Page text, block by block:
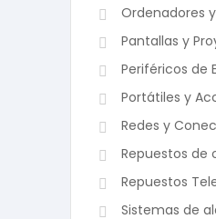
Ordenadores
Pantallas y
Periféricos de
Portátiles y
Redes y
Repuestos de
Repuestos
Sistemas de